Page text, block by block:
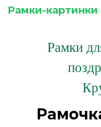
Рамки-картинки
Рамки